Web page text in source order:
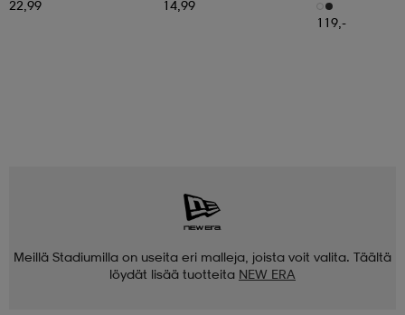
22,99 14,99
Shoes
119,-
Meillä Stadiumilla on useita eri malleja, joista voit valita. Täältä
löydät lisää tuotteita NEW ERA